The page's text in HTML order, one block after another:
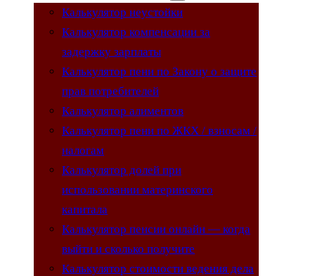
Калькулятор неустойки
Калькулятор компенсации за
задержку зарплаты
Калькулятор пени по Закону о защите
прав потребителей
Калькулятор алиментов
Калькулятор пени по ЖКХ / взносам /
налогам
Калькулятор долей при
использовании материнского
капитала
Калькулятор пенсии онлайн — когда
выйти и сколько получите
Калькулятор стоимости ведения дела